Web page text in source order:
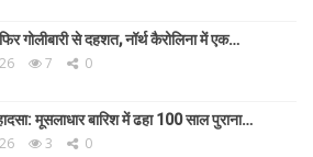
गोलीबारी से दहशत, नॉर्थ कैरोलिना में एक…
7 0
मूसलाधार बारिश में ढहा 100 साल पुराना…
3 0